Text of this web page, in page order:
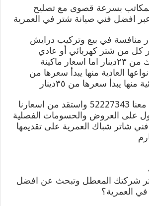
بسرعة قصوى مع تصليح
افضل فني صيانة شتر في العمرية
منافسة في بيع وتركيب درايش
كل من شتر كهربائي أو عادي
للأبواب أو الشبابيك من ٢٣دينار اما اسعار ماكينة
العادية منها يبدأ سعرها من
ماذا تنتظر تواصل معنا 52227343 واستقد من اسعارنا
على العروض والحسومات الفصلية
شاتر شباك العمرية على تقديمها
شركتك المعطل وتبحث عن افضل
العمرية؟